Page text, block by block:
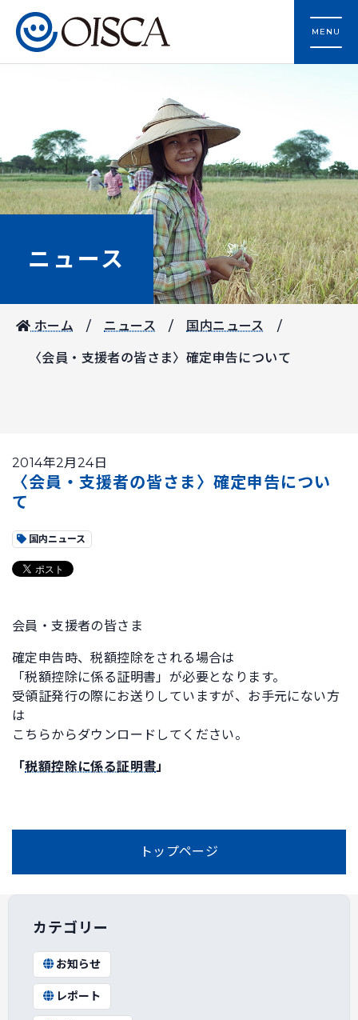
MENU
ニュース
ホーム ニュース 国内ニュース
〈会員・支援者の皆さま〉確定申告について
2014年2月24日
〈会員・支援者の皆さま〉確定申告につい
て
国内ニュース
会員・支援者の皆さま
確定申告時、税額控除をされる場合は
「税額控除に係る証明書」が必要となります。
受領証発行の際にお送りしていますが、お手元にない方
は
こちらからダウンロードしてください。
「税額控除に係る証明書」
トップページ
カテゴリー
お知らせ
レポート